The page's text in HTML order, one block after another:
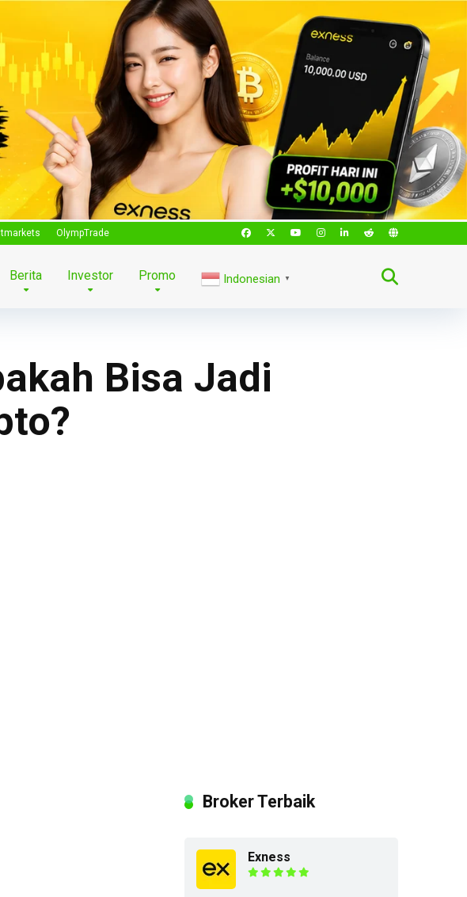
OlympTrade
Berita Investor Promo Indonesian ▼
Bisa Jadi
Broker Terbaik
Exness